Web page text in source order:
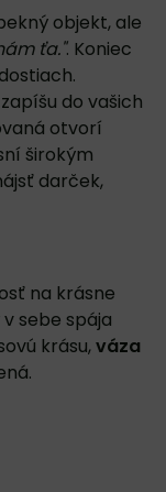
objekt, ale
ťa.". Koniec
do vašich
otvorí
širokým
darček,
na krásne
sebe spája
krásu,váza